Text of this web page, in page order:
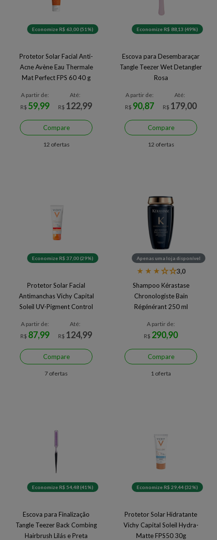
Economize R$ 63,00 (51%)
Protetor Solar Facial Anti-
Acne Avène Eau Thermale
Mat Perfect FPS 60 40 g
A partir de:
R$ 59,99
Até:
R$ 122,99
Compare
12 ofertas
Economize R$ 88,13 (49%)
Escova para Desembaraçar
Tangle Teezer Wet Detangler
Rosa
A partir de:
R$ 90,87
Até:
R$ 179,00
Compare
12 ofertas
Economize R$ 37,00 (29%)
Protetor Solar Facial
Antimanchas Vichy Capital
Soleil UV-Pigment Control
A partir de:
R$ 87,99
Até:
R$ 124,99
Compare
7 ofertas
Apenas uma loja disponível
★ ★ ★★★3,0
Shampoo Kérastase
Chronologiste Bain
Régénérant 250 ml
A partir de:
R$ 290,90
Compare
1 oferta
Economize R$ 54,48 (41%)
Escova para Finalização
Tangle Teezer Back Combing
Hairbrush Lilás e Preta
Economize R$ 29,44 (32%)
Protetor Solar Hidratante
Vichy Capital Soleil Hydra-
Matte FPS50 30g